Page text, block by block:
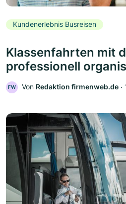
Kundenerlebnis Busreisen
Klassenfahrten mit
professionell
FW Von Redaktion firmenweb.de ‧